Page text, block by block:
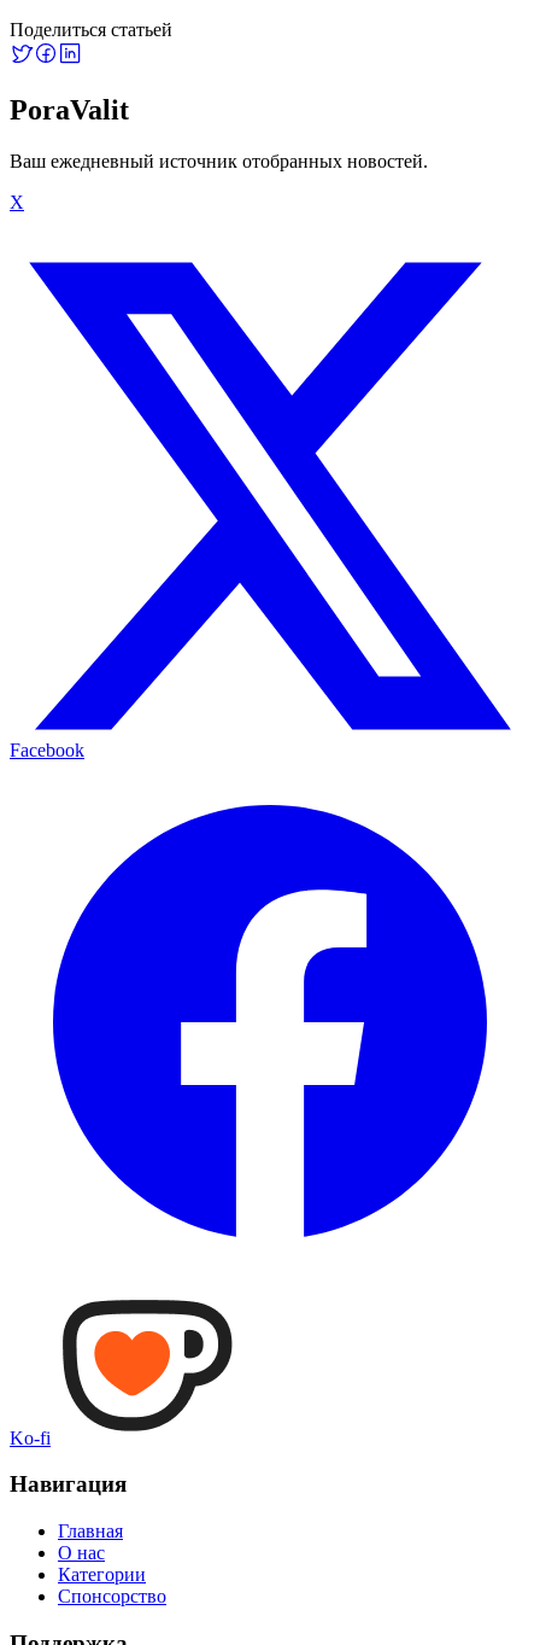
Поделиться статьей
PoraValit
Ваш ежедневный источник отобранных новостей.
X
Facebook
Ko-fi
Навигация
Главная
О нас
Категории
Спонсорство